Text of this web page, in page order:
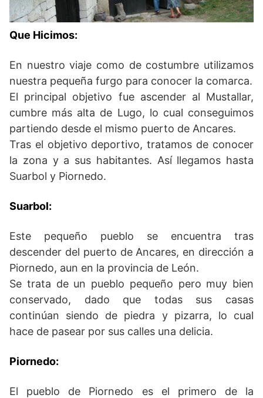
Que Hicimos:
En nuestro viaje como de costumbre utilizamos
nuestra pequeña furgo para conocer la comarca.
El principal objetivo fue ascender al Mustallar,
cumbre más alta de Lugo, lo cual conseguimos
partiendo desde el mismo puerto de Ancares.
Tras el objetivo deportivo, tratamos de conocer
la zona y a sus habitantes. Así llegamos hasta
Suarbol y Piornedo.
Suarbol:
Este pequeño pueblo se encuentra tras
descender del puerto de Ancares, en dirección a
Piornedo, aun en la provincia de León.
Se trata de un pueblo pequeño pero muy bien
conservado, dado que todas sus casas
continúan siendo de piedra y pizarra, lo cual
hace de pasear por sus calles una delicia.
Piornedo:
El pueblo de Piornedo es el primero de la